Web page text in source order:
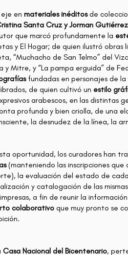
en materiales inéditosde
Santa Cruz y Jorman Gutiérrez
que marcó profundamente la
y El Hogar; de quien ilustró obras
“Muchacho de San Telmo” del
y Mitre, y “La pampa erguida” de
fundadas en personajes de
de quien cultivó un estilo
arabescos, en las distintas
profunda y bien criolla, de una
la desnudez de la línea, la
oportunidad, los curadores han
(manteniendo las inscripciones
la evaluación del estado de
y catalogación de las
a fin de reunir la
colaborativo que muy pronto se
Casa Nacional del Bicentenario,